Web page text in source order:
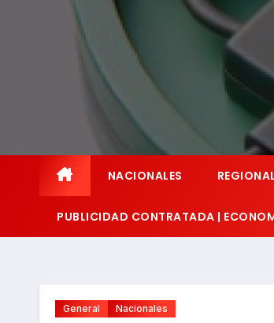
NACIONALES
PUBLICIDAD CONTRATADA |
General Nacionales